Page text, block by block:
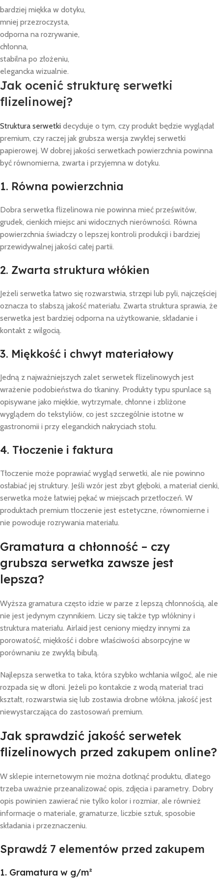
bardziej miękka w dotyku,
mniej przezroczysta,
odporna na rozrywanie,
chłonna,
stabilna po złożeniu,
elegancka wizualnie.
Jak ocenić strukturę serwetki
flizelinowej?
Struktura serwetki decyduje o tym, czy produkt będzie wyglądał
premium, czy raczej jak grubsza wersja zwykłej serwetki
papierowej. W dobrej jakości serwetkach powierzchnia powinna
być równomierna, zwarta i przyjemna w dotyku.
1. Równa powierzchnia
Dobra serwetka flizelinowa nie powinna mieć prześwitów,
grudek, cienkich miejsc ani widocznych nierówności. Równa
powierzchnia świadczy o lepszej kontroli produkcji i bardziej
przewidywalnej jakości całej partii.
2. Zwarta struktura włókien
Jeżeli serwetka łatwo się rozwarstwia, strzępi lub pyli, najczęściej
oznacza to słabszą jakość materiału. Zwarta struktura sprawia, że
serwetka jest bardziej odporna na użytkowanie, składanie i
kontakt z wilgocią.
3. Miękkość i chwyt materiałowy
Jedną z najważniejszych zalet serwetek flizelinowych jest
wrażenie podobieństwa do tkaniny. Produkty typu spunlace są
opisywane jako miękkie, wytrzymałe, chłonne i zbliżone
wyglądem do tekstyliów, co jest szczególnie istotne w
gastronomii i przy eleganckich nakryciach stołu.
4. Tłoczenie i faktura
Tłoczenie może poprawiać wygląd serwetki, ale nie powinno
osłabiać jej struktury. Jeśli wzór jest zbyt głęboki, a materiał cienki,
serwetka może łatwiej pękać w miejscach przetłoczeń. W
produktach premium tłoczenie jest estetyczne, równomierne i
nie powoduje rozrywania materiału.
Gramatura a chłonność – czy
grubsza serwetka zawsze jest
lepsza?
Wyższa gramatura często idzie w parze z lepszą chłonnością, ale
nie jest jedynym czynnikiem. Liczy się także typ włókniny i
struktura materiału. Airlaid jest ceniony między innymi za
porowatość, miękkość i dobre właściwości absorpcyjne w
porównaniu ze zwykłą bibułą.
Najlepsza serwetka to taka, która szybko wchłania wilgoć, ale nie
rozpada się w dłoni. Jeżeli po kontakcie z wodą materiał traci
kształt, rozwarstwia się lub zostawia drobne włókna, jakość jest
niewystarczająca do zastosowań premium.
Jak sprawdzić jakość serwetek
flizelinowych przed zakupem online?
W sklepie internetowym nie można dotknąć produktu, dlatego
trzeba uważnie przeanalizować opis, zdjęcia i parametry. Dobry
opis powinien zawierać nie tylko kolor i rozmiar, ale również
informacje o materiale, gramaturze, liczbie sztuk, sposobie
składania i przeznaczeniu.
Sprawdź 7 elementów przed zakupem
1. Gramatura w g/m²